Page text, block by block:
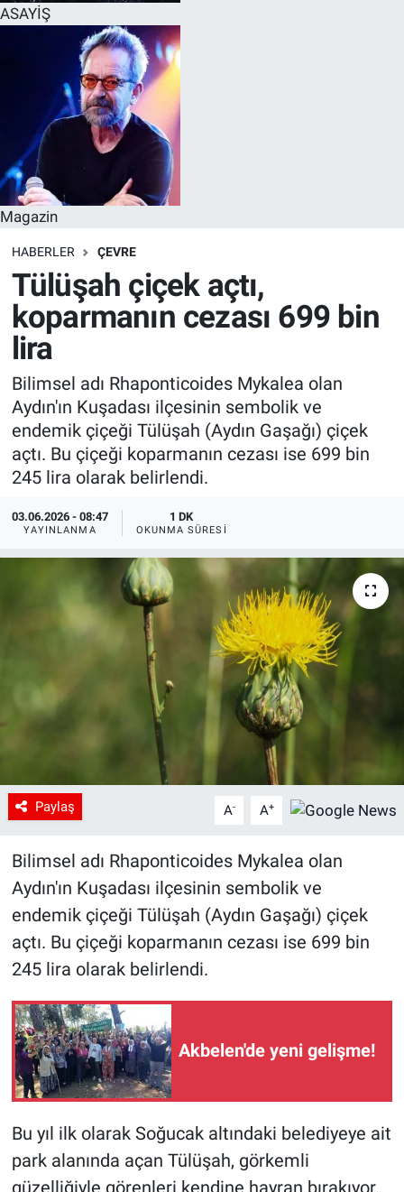
ASAYİŞ
Magazin
HABERLER ÇEVRE
Tülüşah çiçek açtı,
koparmanın cezası 699 bin
lira
Bilimsel adı Rhaponticoides Mykalea olan
Aydın'ın Kuşadası ilçesinin sembolik ve
endemik çiçeği Tülüşah (Aydın Gaşağı) çiçek
açtı. Bu çiçeği koparmanın cezası ise 699 bin
245 lira olarak belirlendi.
03.06.2026 - 08:47
YAYINLANMA
1 DK
OKUNMA SÜRESI
Paylaş A- A+
Bilimsel adı Rhaponticoides Mykalea olan
Aydın'ın Kuşadası ilçesinin sembolik ve
endemik çiçeği Tülüşah (Aydın Gaşağı) çiçek
açtı. Bu çiçeği koparmanın cezası ise 699 bin
245 lira olarak belirlendi.
Akbelen'de yeni gelişme!
Bu yıl ilk olarak Soğucak altındaki belediyeye ait
park alanında açan Tülüşah, görkemli
güzelliğiyle görenleri kendine hayran bırakıyor.